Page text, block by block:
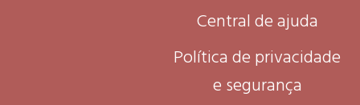
Central de ajuda
Política de privacidade
e segurança